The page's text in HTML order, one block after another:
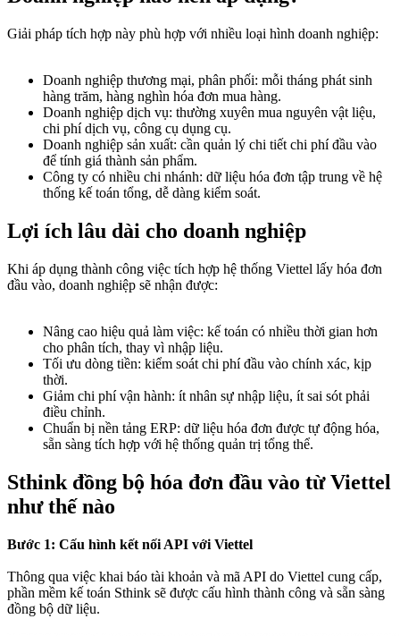
Giải pháp tích hợp này phù hợp với nhiều loại hình doanh nghiệp:
Doanh nghiệp thương mại, phân phối: mỗi tháng phát sinh
hàng trăm, hàng nghìn hóa đơn mua hàng.
Doanh nghiệp dịch vụ: thường xuyên mua nguyên vật liệu,
chi phí dịch vụ, công cụ dụng cụ.
Doanh nghiệp sản xuất: cần quản lý chi tiết chi phí đầu vào
để tính giá thành sản phẩm.
Công ty có nhiều chi nhánh: dữ liệu hóa đơn tập trung về hệ
thống kế toán tổng, dễ dàng kiểm soát.
Lợi ích lâu dài cho doanh nghiệp
Khi áp dụng thành công việc tích hợp hệ thống Viettel lấy hóa đơn
đầu vào, doanh nghiệp sẽ nhận được:
Nâng cao hiệu quả làm việc: kế toán có nhiều thời gian hơn
cho phân tích, thay vì nhập liệu.
Tối ưu dòng tiền: kiểm soát chi phí đầu vào chính xác, kịp
thời.
Giảm chi phí vận hành: ít nhân sự nhập liệu, ít sai sót phải
điều chỉnh.
Chuẩn bị nền tảng ERP: dữ liệu hóa đơn được tự động hóa,
sẵn sàng tích hợp với hệ thống quản trị tổng thể.
Sthink đồng bộ hóa đơn đầu vào từ Viettel
như thế nào
Bước 1: Cấu hình kết nối API với Viettel
Thông qua việc khai báo tài khoản và mã API do Viettel cung cấp,
phần mềm kế toán Sthink sẽ được cấu hình thành công và sẵn sàng
đồng bộ dữ liệu.